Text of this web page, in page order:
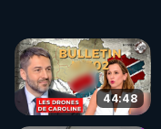
44:48